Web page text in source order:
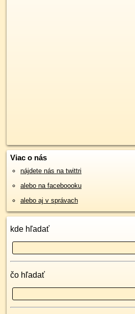
Viac o nás
nájdete nás na twittri
alebo na faceboooku
alebo aj v správach
kde hľadať
čo hľadať